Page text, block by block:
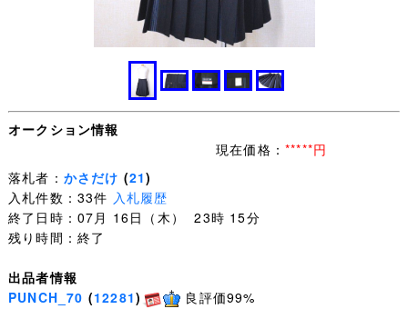
オークション情報
現在価格： *****円
落札者： かさだけ (21)
入札件数：33件 入札履歴
終了日時：07月 16日（木） 23時 15分
残り時間：終了
出品者情報
PUNCH_70 (12281)
良評価99%